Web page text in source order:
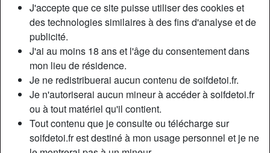
J'accepte que ce site puisse utiliser des cookies et
des technologies similaires à des fins d'analyse et de
publicité.
J'ai au moins 18 ans et l'âge du consentement dans
mon lieu de résidence.
Je ne redistribuerai aucun contenu de soifdetoi.fr.
Je n'autoriserai aucun mineur à accéder à soifdetoi.fr
ou à tout matériel qu'il contient.
Tout contenu que je consulte ou télécharge sur
soifdetoi.fr est destiné à mon usage personnel et je ne
Nickname:
Âge:
63
Pays:
France